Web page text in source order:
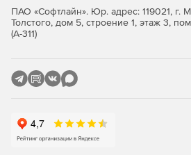
ПАО «Софтлайн». Юр. адрес: 119021, г.
Толстого, дом 5, строение 1, этаж 3,
(А-311)